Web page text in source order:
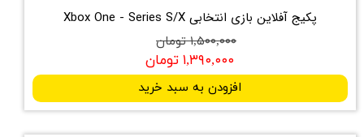
پکیج آفلاین بازی انتخابی Xbox One - Series S/X
۱,۵۰۰,۰۰۰ تومان
۱,۳۹۰,۰۰۰ تومان
افزودن به سبد خرید